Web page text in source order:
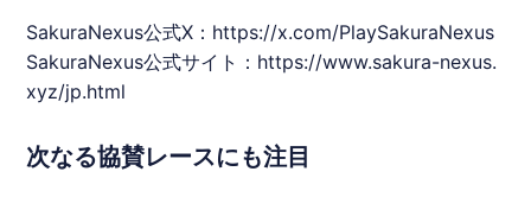
SakuraNexus公式X： https://x.com/PlaySakuraNexus
SakuraNexus公式サイト： https://www.sakura-nexus.
xyz/jp.html
次なる協賛レースにも注目